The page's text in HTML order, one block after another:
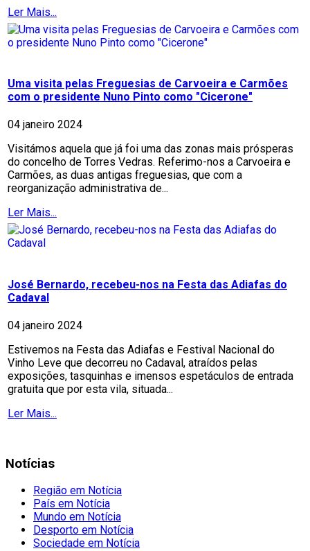
Ler Mais...
Uma visita pelas Freguesias de Carvoeira e Carmões
com o presidente Nuno Pinto como "Cicerone"
04 janeiro 2024
Visitámos aquela que já foi uma das zonas mais prósperas
do concelho de Torres Vedras. Referimo-nos a Carvoeira e
Carmões, as duas antigas freguesias, que com a
reorganização administrativa de...
Ler Mais...
José Bernardo, recebeu-nos na Festa das Adiafas do
Cadaval
04 janeiro 2024
Estivemos na Festa das Adiafas e Festival Nacional do
Vinho Leve que decorreu no Cadaval, atraídos pelas
exposições, tasquinhas e imensos espetáculos de entrada
gratuita que por esta vila, situada...
Ler Mais...
Notícias
Região em Notícia
País em Notícia
Mundo em Notícia
Desporto em Notícia
Sociedade em Notícia